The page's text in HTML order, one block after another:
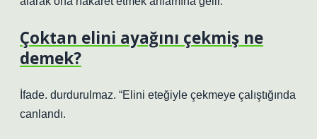
Çoktan elini ayağını çekmiş ne
demek?
İfade. durdurulmaz. “Elini eteğiyle çekmeye çalıştığında
canlandı.